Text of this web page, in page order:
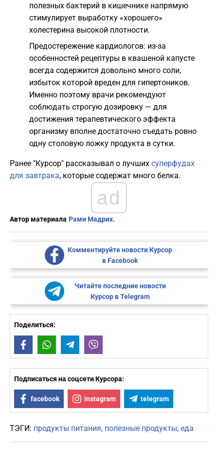
полезных бактерий в кишечнике напрямую
стимулирует выработку «хорошего»
холестерина высокой плотности.
Предостережение кардиологов: из-за
особенностей рецептуры в квашеной капусте
всегда содержится довольно много соли,
избыток которой вреден для гипертоников.
Именно поэтому врачи рекомендуют
соблюдать строгую дозировку — для
достижения терапевтического эффекта
организму вполне достаточно съедать ровно
одну столовую ложку продукта в сутки.
Ранее "Курсор" рассказывал о лучших суперфудах
для завтрака, которые содержат много белка.
ad
Автор материала Рами Мадрих.
Комментируйте новости Курсор
в Facebook
Читайте последние новости
Курсор в Telegram
Поделиться:
FacebookWhatsAppTelegram
Подписаться на соцсети Курсора:
facebook instagram telegram
ТЭГИ: продукты питания полезные продукты еда